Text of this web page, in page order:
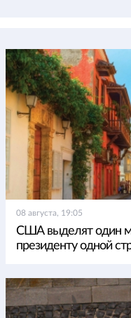
08 августа, 19:05
США выделят один
президенту одной